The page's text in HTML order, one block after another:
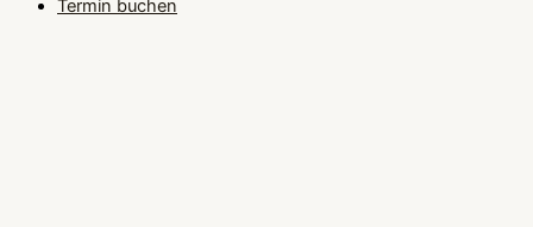
Termin buchen